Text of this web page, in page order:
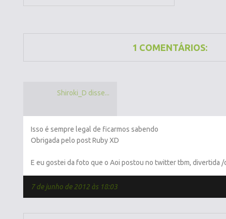
1 COMENTÁRIOS:
Shiroki_D disse...
Isso é sempre legal de ficarmos sabendo
Obrigada pelo post Ruby XD
E eu gostei da foto que o Aoi postou no twitter tbm, divertida /
7 de junho de 2012 às 18:03